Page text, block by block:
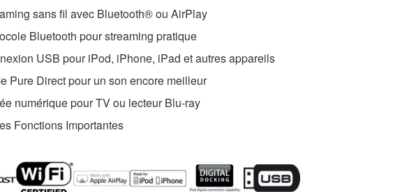
sans fil avec Bluetooth® ou AirPlay
Bluetooth pour streaming pratique
USB pour iPod, iPhone, iPad et autres appareils
Pure Direct pour un son encore meilleur
numérique pour TV ou lecteur Blu-ray
Fonctions Importantes